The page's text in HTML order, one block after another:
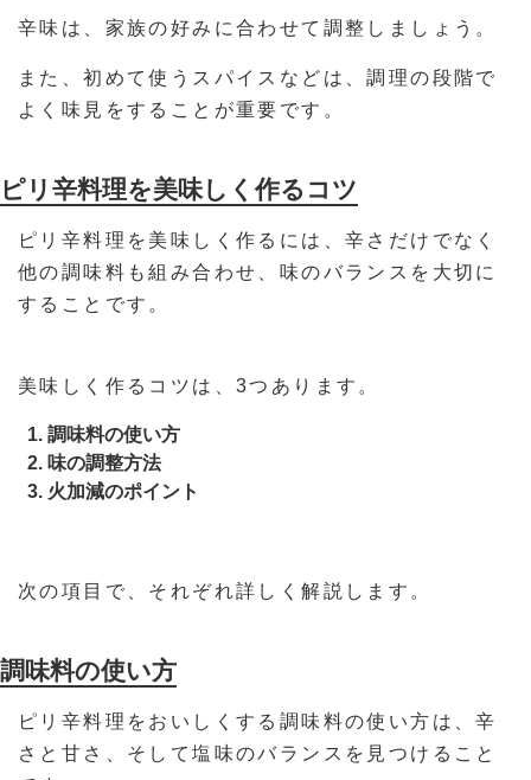
辛味は、家族の好みに合わせて調整しましょう。
また、初めて使うスパイスなどは、調理の段階で
よく味見をすることが重要です。
ピリ辛料理を美味しく作るコツ
ピリ辛料理を美味しく作るには、辛さだけでなく
他の調味料も組み合わせ、味のバランスを大切に
することです。
美味しく作るコツは、3つあります。
調味料の使い方
味の調整方法
火加減のポイント
次の項目で、それぞれ詳しく解説します。
調味料の使い方
ピリ辛料理をおいしくする調味料の使い方は、辛
さと甘さ、そして塩味のバランスを見つけること